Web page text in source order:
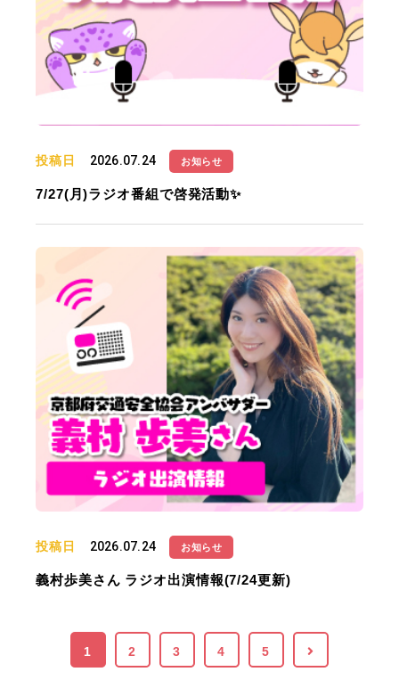
投稿日 2026.07.24 お知らせ
7/27(月)ラジオ番組で啓発活動✨
投稿日 2026.07.24 お知らせ
義村歩美さん ラジオ出演情報(7/24更新)
1 2 3 4 5